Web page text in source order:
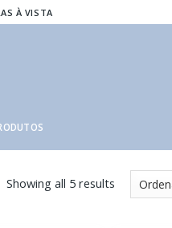
À VISTA
Showing all 5 results